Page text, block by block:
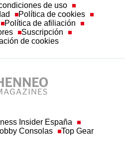
de uso
Política de cookies
Política de afiliación
Suscripción
de cookies
Insider España
Consolas Top Gear